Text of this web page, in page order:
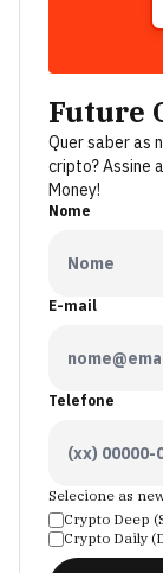
Future
Quer saber as
cripto? Assine
Money!
Nome
E-mail
Telefone
Selecione as
Crypto Deep
Crypto Daily